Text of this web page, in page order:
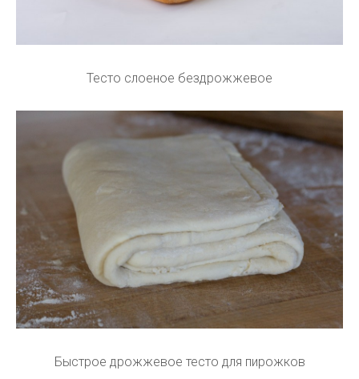
Тесто слоеное бездрожжевое
Быстрое дрожжевое тесто для пирожков